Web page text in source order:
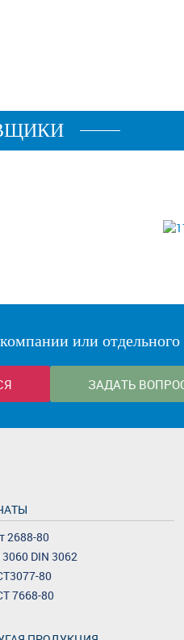
или отдельного
ЗАДАТЬ
2688-80
3060 DIN 3062
80
7668-80